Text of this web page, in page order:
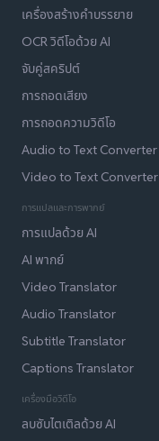
เครื่องสร้างคำบรรยาย
OCR วิดีโอด้วย AI
จับคู่สคริปต์
การถอดเสียง
การถอดความวิดีโอ
Audio to Text Converter
Video to Text Converter
การแปลและการพากย์
การแปลด้วย AI
AI พากย์
Video Translator
Audio Translator
Subtitle Translator
Captions Translator
เครื่องมือวิดีโอ
ลบซับไตเติลด้วย AI